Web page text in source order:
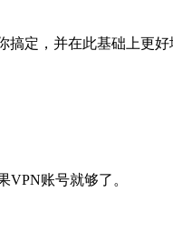
定，并在此基础上更好
VPN账号就够了。